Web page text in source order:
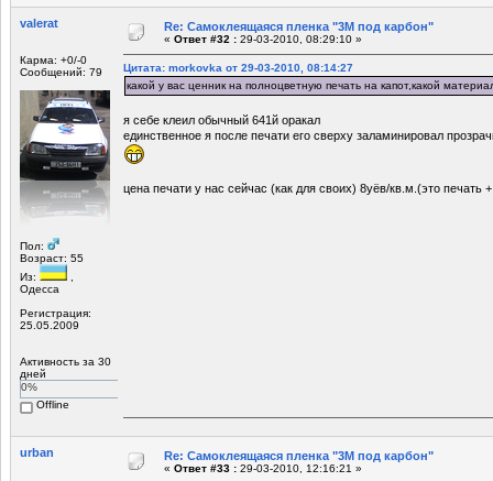
valerat
Карма: +0/-0
Сообщений: 79
Пол:
Возраст: 55
Из:
Одесса
Регистрация:
25.05.2009
Активность за 30
дней
0%
Offline
Re: Самоклеящаяся пленка "3М под карбон"
« Ответ #32 : 29-03-2010, 08:29:10 »
Цитата: morkovka от 29-03-2010, 08:14:27
какой у вас ценник на полноцветную печать на капот,какой
я себе клеил обычный 641й оракал
единственное я после печати его сверху заламинировал
цена печати у нас сейчас (как для своих) 8уёв/кв.м.(это печать
urban Re: Самоклеящаяся пленка "3М под карбон"
« Ответ #33 : 29-03-2010, 12:16:21 »